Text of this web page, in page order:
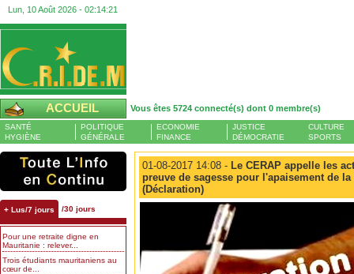
Lun, 10 Août 2026 - 02:14:21
ACCUEIL Vous êtes 5724 connecté(s) dont 0 membre(s)
SANTÉ
HYGIÈNE
POLITIQUE
GÉNÉRALE
ECONOMIE
FINANCE
JUSTICE
DÉMOCRATIE
CULTURE
SPORTS
+ Lus/7 jours /30 jours
Pour une retraite digne en
Mauritanie : relever...
Trois étudiants mauritaniens au
cœur de...
01-08-2017 14:08 - Le CERAP appelle les
preuve de sagesse pour l'apaisement de
(Déclaration)